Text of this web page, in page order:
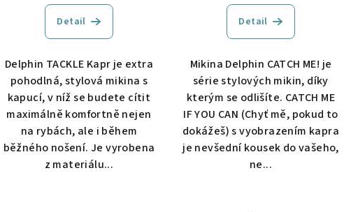
Detail
Delphin TACKLE Kapr je extra
pohodlná, stylová mikina s
kapucí, v níž se budete cítit
maximálně komfortně nejen
na rybách, ale i během
běžného nošení. Je vyrobena
z materiálu...
Detail
Mikina Delphin CATCH ME! je
série stylových mikin, díky
kterým se odlišíte. CATCH ME
IF YOU CAN (Chyť mě, pokud to
dokážeš) s vyobrazením kapra
je nevšední kousek do vašeho,
ne...